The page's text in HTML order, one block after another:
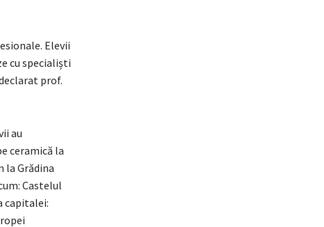
Elevii
cu specialiști
prof.
au
ceramică la
la Grădina
Castelul
capitalei: